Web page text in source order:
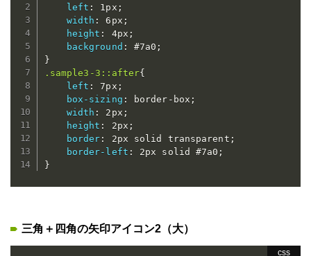
left : 1px ;
width : 6px ;
height : 4px ;
background : #7a0 ;
}
.sample3-3::after{
left : 7px ;
box-sizing : border-box ;
width : 2px ;
height : 2px ;
border : 2px solid transparent ;
border-left : 2px solid #7a0 ;
}
三角＋四角の矢印アイコン2（大）